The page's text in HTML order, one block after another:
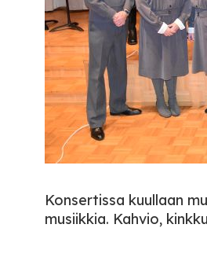
Konsertissa kuullaan
musiikkia. Kahvio,